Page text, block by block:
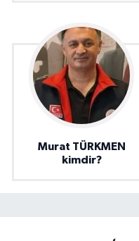
Murat TÜRKMEN
kimdir?